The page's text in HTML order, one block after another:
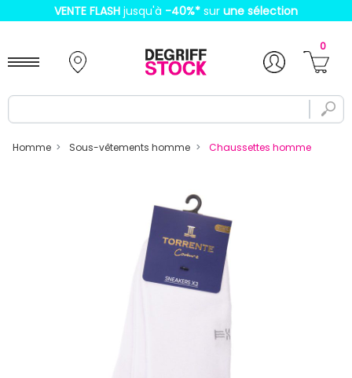
VENTE FLASH jusqu'à -40%* sur une sélection
0
Homme Sous-vêtements homme Chaussettes homme